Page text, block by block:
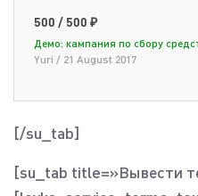
500 / 500 ₽
Демо: кампания по сбору
Yuri / 21 August 2017
[/su_tab]
[su_tab title=»Вывести